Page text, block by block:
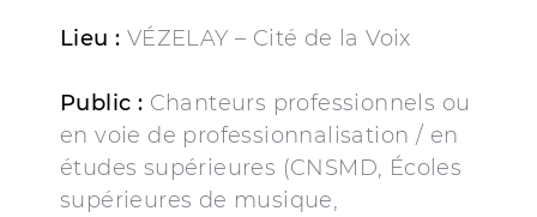
Lieu : VÉZELAY – Cité de la Voix
Public : Chanteurs professionnels ou
en voie de professionnalisation / en
études supérieures (CNSMD, Écoles
supérieures de musique,